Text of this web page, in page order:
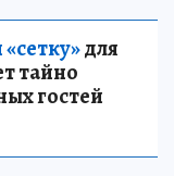
для
тайно
гостей